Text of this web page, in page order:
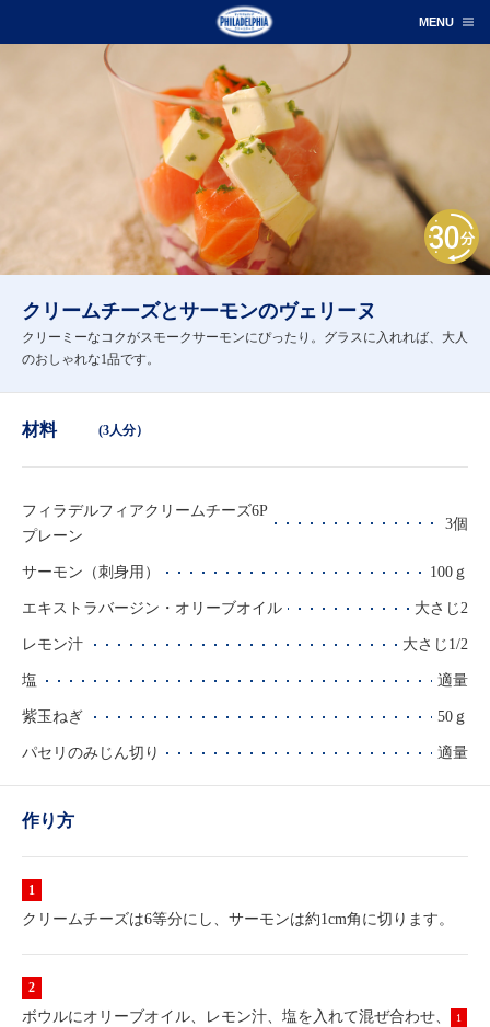
クリームチーズとサーモンのヴェリーヌ
クリーミーなコクがスモークサーモンにぴったり。グラスに入れれば、大人
のおしゃれな1品です。
材料 (3人分）
フィラデルフィアクリームチーズ6P
プレーン
3個
サーモン（刺身用） 100ｇ
エキストラバージン・オリーブオイル 大さじ2
レモン汁 大さじ1/2
塩 適量
紫玉ねぎ 50ｇ
パセリのみじん切り 適量
作り方
クリームチーズは6等分にし、サーモンは約1cm角に切ります。
ボウルにオリーブオイル、レモン汁、塩を入れて混ぜ合わせ、 1